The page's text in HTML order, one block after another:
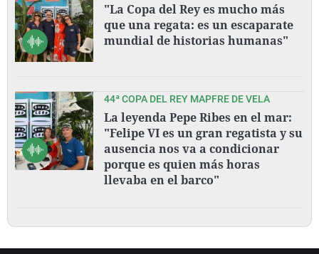
"La Copa del Rey es mucho más
que una regata: es un escaparate
mundial de historias humanas"
44ª COPA DEL REY MAPFRE DE VELA
La leyenda Pepe Ribes en el mar:
"Felipe VI es un gran regatista y su
ausencia nos va a condicionar
porque es quien más horas
llevaba en el barco"